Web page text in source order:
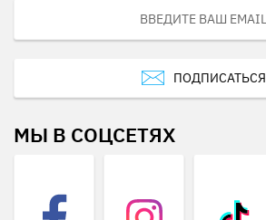
ПОДПИСАТЬСЯ
МЫ В СОЦСЕТЯХ